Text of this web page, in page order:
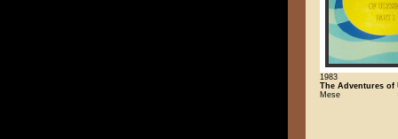
1983
The Adventures of
Mese